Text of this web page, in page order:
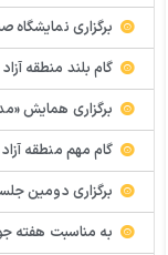
برگزاری
گام بلند منطقه آزاد ماکو
️برگزاری همایش «مدرسه در سند
گام مهم منطقه آزاد ماکو برای
برگزاری دومین جلسه
به مناسبت هفته جوانی